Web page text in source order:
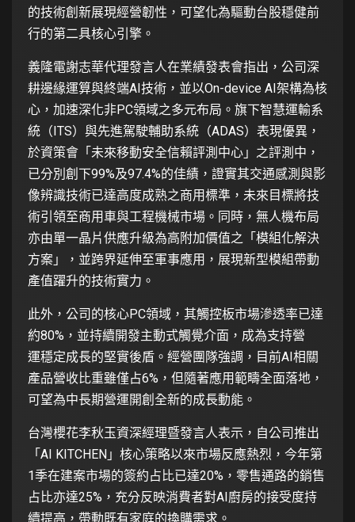
的技術創新展現經營韌性，可望化為驅動台股穩健前
行的第二具核心引擎。
義隆電謝志華代理發言人在業績發表會指出，公司深
耕邊緣運算與終端AI技術，並以On-device AI架構為核
心，加速深化非PC領域之多元布局。旗下智慧運輸系
統（ITS）與先進駕駛輔助系統（ADAS）表現優異，
於資策會「未來移動安全信賴評測中心」之評測中，
已分別創下99%及97.4%的佳績，證實其交通感測與影
像辨識技術已達高度成熟之商用標準，未來目標將技
術引領至商用車與工程機械市場。同時，無人機布局
亦由單一晶片供應升級為高附加價值之「模組化解決
方案」，並跨界延伸至軍事應用，展現新型模組帶動
產值躍升的技術實力。
此外，公司的核心PC領域，其觸控板市場滲透率已達
約80%，並持續開發主動式觸覺介面，成為支持營
運穩定成長的堅實後盾。經營團隊強調，目前AI相關
產品營收比重雖僅占6%，但隨著應用範疇全面落地，
可望為中長期營運開創全新的成長動能。
台灣櫻花李秋玉資深經理暨發言人表示，自公司推出
「AI KITCHEN」核心策略以來市場反應熱烈，今年第
1季在建案市場的簽約占比已達20%，零售通路的銷售
占比亦達25%，充分反映消費者對AI廚房的接受度持
續提高，帶動既有家庭的換購需求。